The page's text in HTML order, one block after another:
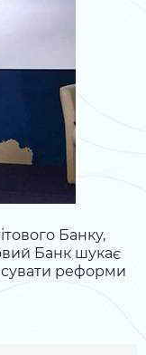
Банку,
Банк шукає
реформи